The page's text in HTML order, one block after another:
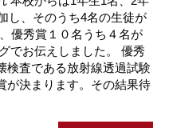
し、そのうち4名の生徒が
優秀賞１０名うち４名が
でお伝えしました。 優秀
検査である放射線透過試験
が決まります。その結果待